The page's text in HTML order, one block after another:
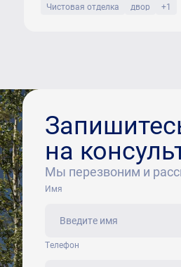
Чистовая отделка
двор +1
на
Мы перезвоним и
Имя
Tелефон